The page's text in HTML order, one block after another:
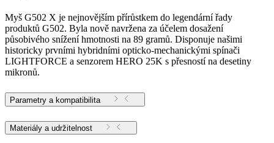
Myš G502 X je nejnovějším přírůstkem do legendární řady
produktů G502. Byla nově navržena za účelem dosažení
působivého snížení hmotnosti na 89 gramů. Disponuje našimi
historicky prvními hybridními opticko-mechanickými spínači
LIGHTFORCE a senzorem HERO 25K s přesností na desetiny
mikronů.
Parametry a kompatibilita
Materiály a udržitelnost